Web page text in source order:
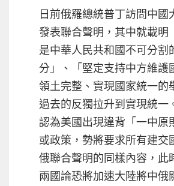
日前俄羅總統普丁訪問中國
發表聯合聲明，其中就載明
是中華人民共和國不可分割
分」、「堅定支持中方維護
領土完整、實現國家統一的
過去的反獨拉升到實現統一
認為美國出現違背「一中原
或政策，勢將要求所有建交
俄聯合聲明的同樣內容，此
兩國論恐將加速大陸將中俄